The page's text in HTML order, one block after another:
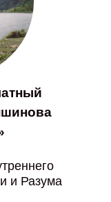
и Разума